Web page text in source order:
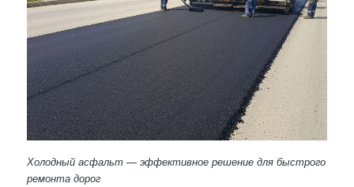
Холодный асфальт — эффективное решение для быстрого
ремонта дорог